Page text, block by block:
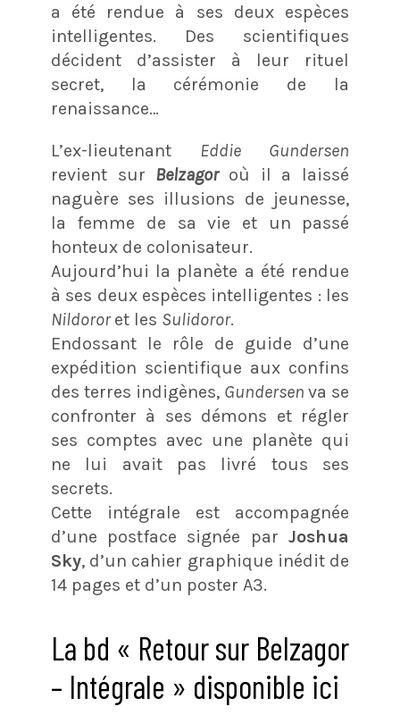
a été rendue à ses deux espèces
intelligentes. Des scientifiques
décident d’assister à leur rituel
secret, la cérémonie de la
renaissance…
L’ex-lieutenant Eddie Gundersen
revient sur Belzagor où il a laissé
naguère ses illusions de jeunesse,
la femme de sa vie et un passé
honteux de colonisateur.
Aujourd’hui la planète a été rendue
à ses deux espèces intelligentes : les
Nildororet les Sulidoror.
Endossant le rôle de guide d’une
expédition scientifique aux confins
des terres indigènes, Gundersenva se
confronter à ses démons et régler
ses comptes avec une planète qui
ne lui avait pas livré tous ses
secrets.
Cette intégrale est accompagnée
d’une postface signée parJoshua
Sky, d’un cahier graphique inédit de
14 pages et d’un poster A3.
La bd « Retour sur Belzagor
– Intégrale » disponible ici